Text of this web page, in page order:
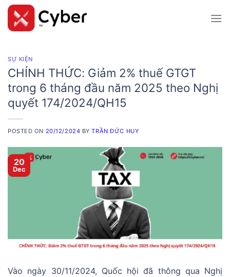
Skip
content
SỰ KIỆN
CHÍNH THỨC: Giảm 2% thuế GTGT
trong 6 tháng đầu năm 2025 theo Nghị
quyết 174/2024/QH15
POSTED ON 20/12/2024 BYTRẦN ĐỨC HUY
20
Dec
Vào ngày 30/11/2024, Quốc hội đã thông qua Nghị